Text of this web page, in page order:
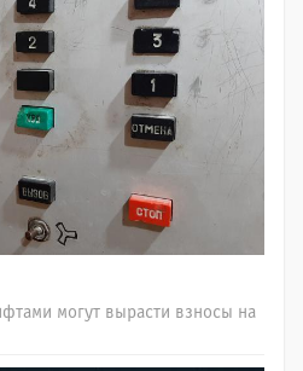
могут вырасти взносы на